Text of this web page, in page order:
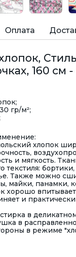
Оплата
160 см
гр/м²;
хлопок
и мягкость.
текстиля:
Также можно
майки, панамки,
хорошо впитывает
и
в
в
в режиме